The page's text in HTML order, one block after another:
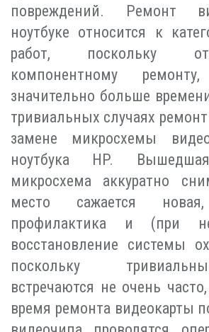
повреждений. Ремонт
ноутбуке относится к
работ, поскольку
компонентному
значительно больше
тривиальных случаях
замене микросхемы
ноутбука HP.
микросхема аккуратно
место сажается новая,
профилактика и (при
восстановление системы
поскольку
встречаются не очень
время ремонта видеокарты